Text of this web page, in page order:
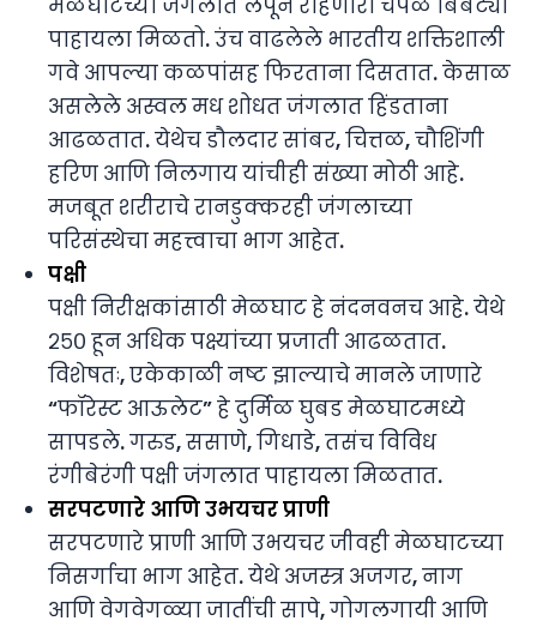
मेळघाटच्या जंगलात लपून राहणारा चपळ बिबट्या
पाहायला मिळतो. उंच वाढलेले भारतीय शक्तिशाली
गवे आपल्या कळपांसह फिरताना दिसतात. केसाळ
असलेले अस्वल मध शोधत जंगलात हिंडताना
आढळतात. येथेच डौलदार सांबर, चित्तळ, चौशिंगी
हरिण आणि निलगाय यांचीही संख्या मोठी आहे.
मजबूत शरीराचे रानडुक्करही जंगलाच्या
परिसंस्थेचा महत्त्वाचा भाग आहेत.
पक्षी
पक्षी निरीक्षकांसाठी मेळघाट हे नंदनवनच आहे. येथे
२५० हून अधिक पक्ष्यांच्या प्रजाती आढळतात.
विशेषतः, एकेकाळी नष्ट झाल्याचे मानले जाणारे
“फॉरेस्ट आऊलेट” हे दुर्मिळ घुबड मेळघाटमध्ये
सापडले. गरुड, ससाणे, गिधाडे, तसंच विविध
रंगीबेरंगी पक्षी जंगलात पाहायला मिळतात.
सरपटणारे आणि उभयचर प्राणी
सरपटणारे प्राणी आणि उभयचर जीवही मेळघाटच्या
निसर्गाचा भाग आहेत. येथे अजस्त्र अजगर, नाग
आणि वेगवेगळ्या जातींची सापे, गोगलगायी आणि